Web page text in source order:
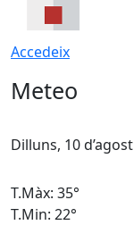
Accedeix
Meteo
Dilluns, 10 d’agost
T.Màx: 35°
T.Min: 22°